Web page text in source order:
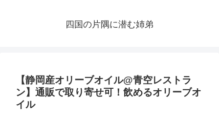
四国の片隅に潜む姉弟
【静岡産オリーブオイル@青空レストラ
ン】通販で取り寄せ可！飲めるオリーブオ
イル